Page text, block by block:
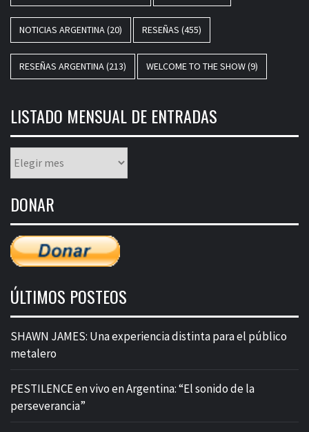
NOTICIAS ARGENTINA(20) RESEÑAS (455)
RESEÑAS ARGENTINA(213) WELCOME TO THE SHOW(9)
LISTADO MENSUAL DE ENTRADAS
mensual
entradas
DONAR
ÚLTIMOS POSTEOS
SHAWN JAMES: Una experiencia distinta para el público
metalero
PESTILENCE en vivo en Argentina: “El sonido de la
perseverancia”